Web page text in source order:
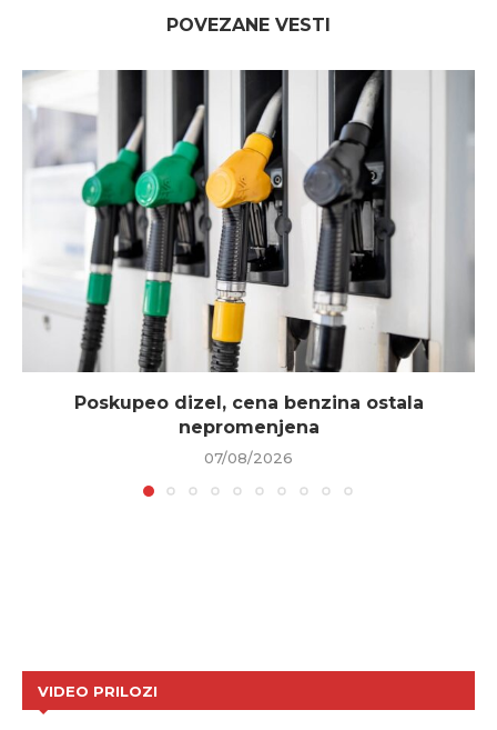
POVEZANE VESTI
Poskupeo dizel, cena benzina ostala
nepromenjena
07/08/2026
VIDEO PRILOZI